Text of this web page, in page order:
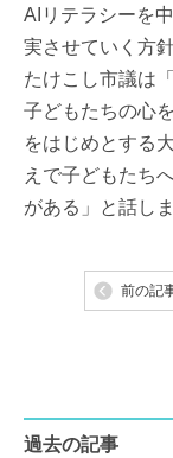
AIリテラシーを
実させていく方
たけこし市議は
子どもたちの心
をはじめとする
えで子どもたち
がある」と話しま
前の記
過去の記事